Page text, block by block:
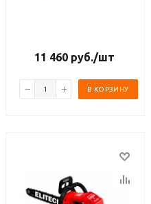
11 460руб./шт
В КОРЗИНУ